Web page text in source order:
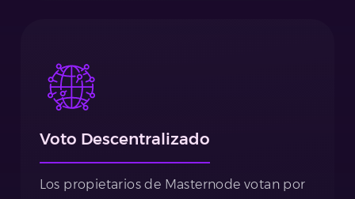
Voto Descentralizado
Los propietarios de Masternode votan por